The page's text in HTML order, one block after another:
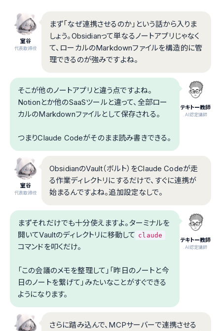
室谷
代表取締役
まず「なぜ連携させるのか」という話から入りま
しょう。Obsidianって単なるノートアプリじゃなく
て、ローカルのMarkdownファイルを構造的に管
理できるのが強みですよね。
テキトー教師
.AI認定講師
そこが他のノートアプリと違う点ですよね。
Notionとか他のSaaSツールと違って、全部ロー
カルのMarkdownファイルとして保存される。
つまりClaude Codeがそのまま読み書きできる。
室谷
代表取締役
ObsidianのVault（ボルト）をClaude Codeが走
る作業ディレクトリにするだけで、すぐに連携が
始まるんですよね。追加設定なしで。
テキトー教師
.AI認定講師
まずそれだけでも十分使えますよ。ターミナルを
開いてVaultのディレクトリに移動して claude
コマンドを叩くだけ。
「この会議のメモを整理して」「昨日のノートと今
日のノートを繋げて」みたいなことがすぐできる
ようになります。
さらに踏み込んで、MCPサーバーで連携させる